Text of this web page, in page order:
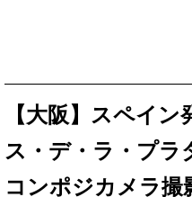
【大阪】スペイ
ス・デ・ラ・プラ
コンポジカメラ撮